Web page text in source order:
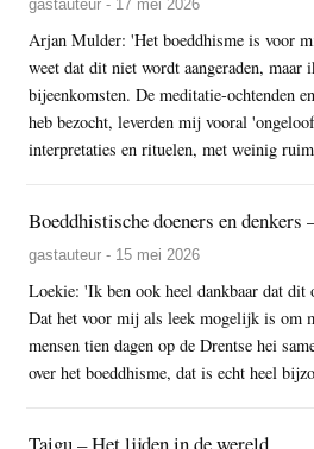
gastauteur - 17 mei 2026
Arjan Mulder: 'Het boeddhisme is voor
weet dat dit niet wordt aangeraden, maar
bijeenkomsten. De meditatie-ochtenden
heb bezocht, leverden mij vooral
interpretaties en rituelen, met weinig
Boeddhistische doeners en denkers
gastauteur - 15 mei 2026
Loekie: 'Ik ben ook heel dankbaar dat dit
Dat het voor mij als leek mogelijk is om
mensen tien dagen op de Drentse hei
over het boeddhisme, dat is echt heel
Taigu – Het lijden in de wereld